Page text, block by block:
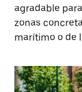
agradable
zonas
marítimo o de